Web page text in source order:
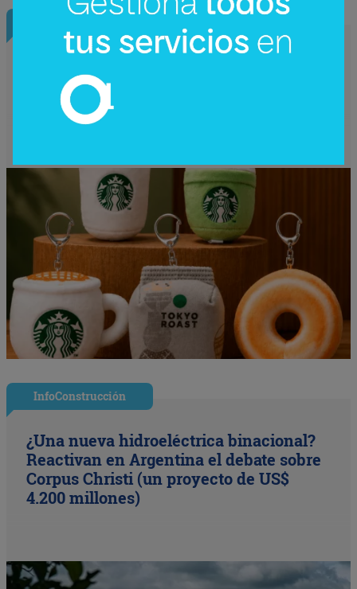
coleccionable que vale más que el café
(el producto se convierte en ecosistema)
InfoConstrucción
¿Una nueva hidroeléctrica binacional?
Reactivan en Argentina el debate sobre
Corpus Christi (un proyecto de US$
4.200 millones)